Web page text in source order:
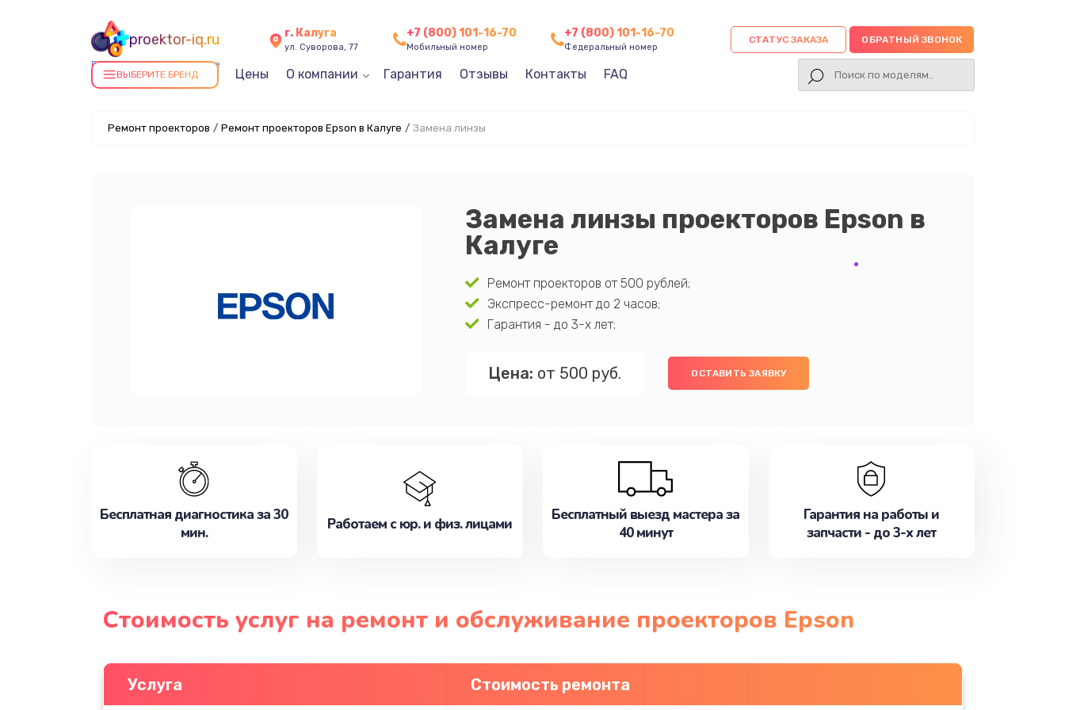
proektor-iq.ru
Ремонт проекторов в Калуге
г. Калуга
ул. Суворова, 77
+7 (800) 101-16-70
Мобильный номер
+7 (800) 101-16-70
Федеральный номер
СТАТУС ЗАКАЗА ОБРАТНЫЙ ЗВОНОК
ВЫБЕРИТЕ БРЕНД Цены О компании Гарантия Отзывы Контакты FAQ
Ремонт проекторов / Ремонт проекторов Epson в Калуге / Замена линзы
Замена линзы проекторов Epson в
Калуге
Ремонт проекторов от 500 рублей;
Экспресс-ремонт до 2 часов;
Гарантия - до 3-х лет;
Цена: от 500 руб. ОСТАВИТЬ ЗАЯВКУ
Бесплатная диагностика за 30
мин.
Работаем с юр. и физ. лицами
Бесплатный выезд мастера за
40 минут
Гарантия на работы и
запчасти - до 3-х лет
Стоимость услуг на ремонт и обслуживание проекторов Epson
Услуга Стоимость ремонта